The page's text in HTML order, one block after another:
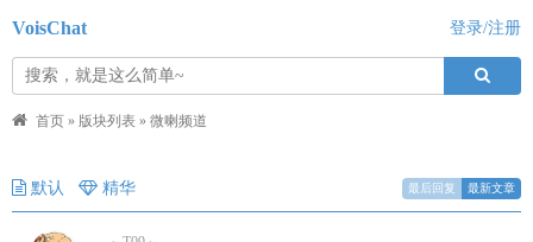
VoisChat 登录/注册
首页 » 版块列表 » 微喇频道
默认 精华 最后回复 最新文章